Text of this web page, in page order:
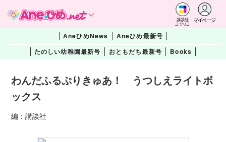
講談社
コクリコ
マイページ
AneひめNews
Aneひめ最新号
たのしい幼稚園最新号
おともだち最新号 Books
わんだふるぷりきゅあ！ うつしえライトボ
ックス
編：講談社